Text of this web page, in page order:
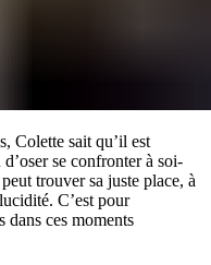
Colette sait qu’il est
se confronter à soi-
trouver sa juste place, à
C’est pour
dans ces moments